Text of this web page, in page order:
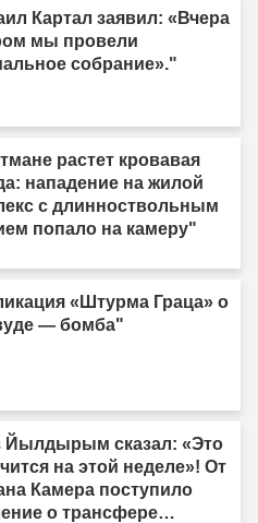
Картал заявил: «Вчера
мы провели
собрание»."
растет кровавая
нападение на жилой
с длинноствольным
попало на камеру"
«Штурма Граца» о
— бомба"
Йылдырым сказал: «Это
на этой неделе»! От
Камера поступило
о трансфере